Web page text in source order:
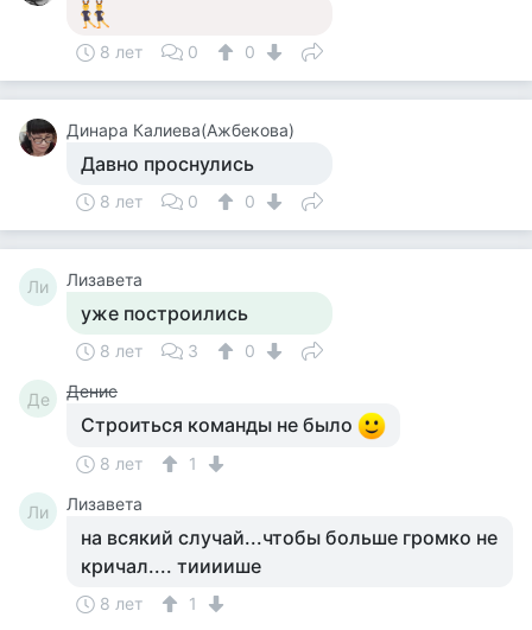
8 лет 0 0
Динара Калиева(Ажбекова)
Давно проснулись
8 лет 0 0
Ли Лизавета
уже построились
8 лет 3 0
Де Денис
Строиться команды не было
8 лет 1
Ли Лизавета
на всякий случай...чтобы больше громко не
кричал.... тиииише
8 лет 1